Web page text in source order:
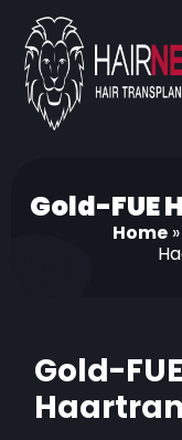
Gold-
Home »
Gold-FUE